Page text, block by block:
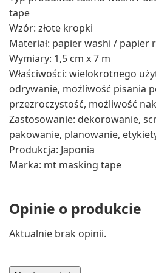
tape
Wzór: złote kropki
Materiał: papier washi / papier
Wymiary: 1,5 cm x 7 m
Właściwości: wielokrotnego
odrywanie, możliwość pisania
przezroczystość, możliwość
Zastosowanie: dekorowanie,
pakowanie, planowanie,
Produkcja: Japonia
Marka: mt masking tape
Opinie o produkcie
Aktualnie brak opinii.